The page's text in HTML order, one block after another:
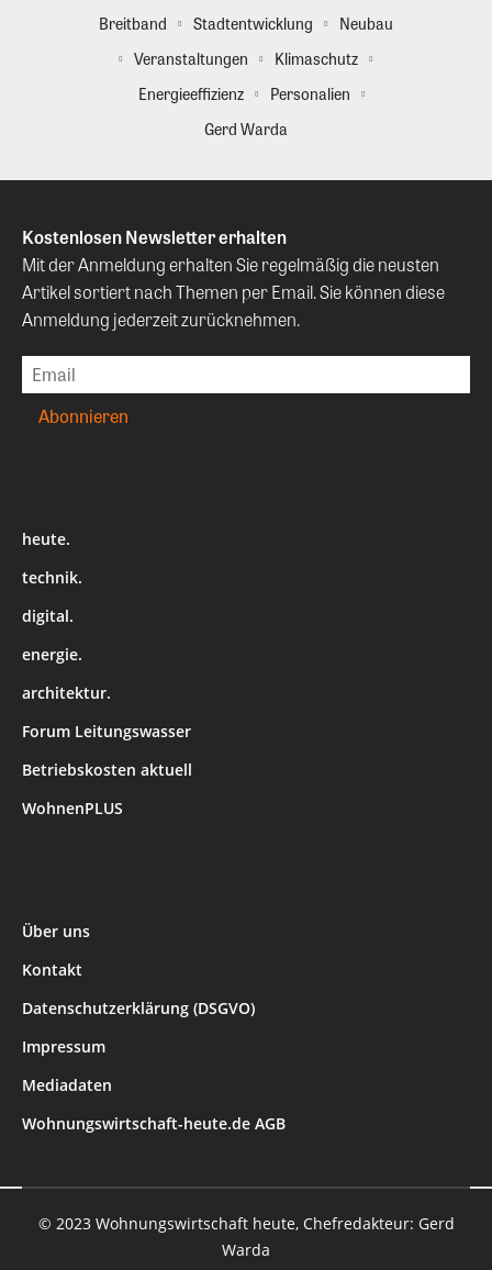
Breitband
Stadtentwicklung
Neubau
Veranstaltungen
Klimaschutz
Energieeffizienz
Personalien
Gerd Warda
Kostenlosen Newsletter erhalten
Mit der Anmeldung erhalten Sie regelmäßig die neusten
Artikel sortiert nach Themen per Email. Sie können diese
Anmeldung jederzeit zurücknehmen.
heute.
technik.
digital.
energie.
architektur.
Forum Leitungswasser
Betriebskosten aktuell
WohnenPLUS
Über uns
Kontakt
Datenschutzerklärung (DSGVO)
Impressum
Mediadaten
Wohnungswirtschaft-heute.de AGB
© 2023 Wohnungswirtschaft heute, Chefredakteur: Gerd
Warda